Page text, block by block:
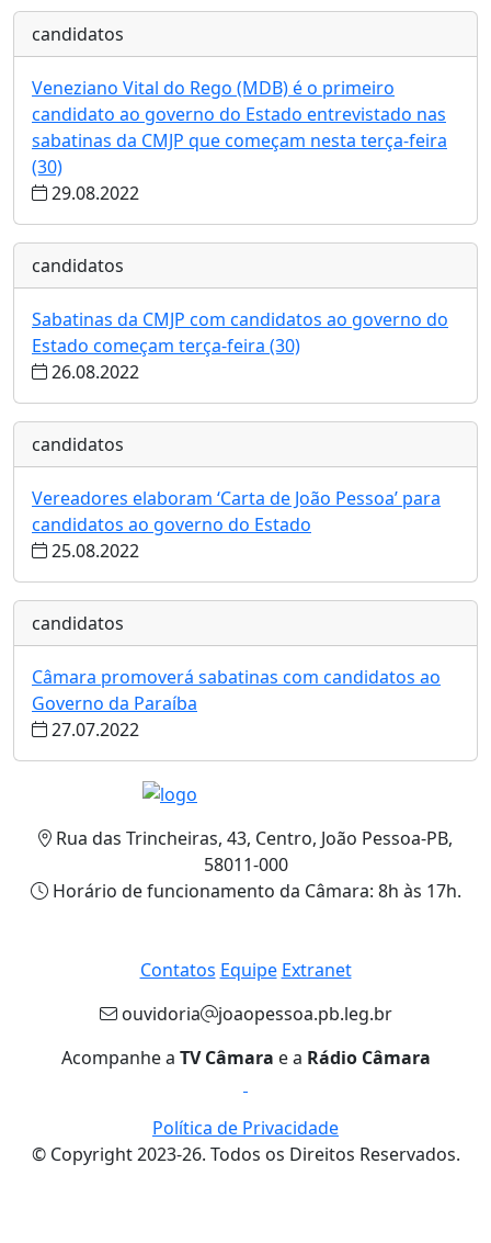
candidatos
Veneziano Vital do Rego (MDB) é o primeiro
candidato ao governo do Estado entrevistado nas
sabatinas da CMJP que começam nesta terça-feira
(30)
29.08.2022
candidatos
Sabatinas da CMJP com candidatos ao governo do
Estado começam terça-feira (30)
26.08.2022
candidatos
Vereadores elaboram ‘Carta de João Pessoa’ para
candidatos ao governo do Estado
25.08.2022
candidatos
Câmara promoverá sabatinas com candidatos ao
Governo da Paraíba
27.07.2022
Rua das Trincheiras, 43, Centro, João Pessoa-PB,
58011-000
Horário de funcionamento da Câmara: 8h às 17h.
Contatos Equipe Extranet
ouvidoria
joaopessoa.pb.leg.br
Acompanhe a TV Câmara e a Rádio Câmara
© Copyright 2023-26. Todos os Direitos Reservados.
Política de Privacidade